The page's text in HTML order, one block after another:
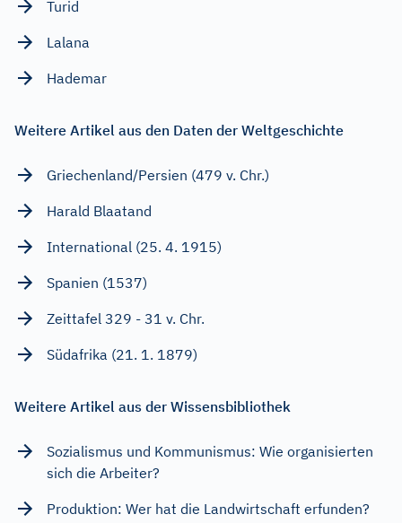
Turid
Lalana
Hademar
Weitere Artikel aus den Daten der Weltgeschichte
Griechenland/Persien (479 v. Chr.)
Harald Blaatand
International (25. 4. 1915)
Spanien (1537)
Zeittafel 329 - 31 v. Chr.
Südafrika (21. 1. 1879)
Weitere Artikel aus der Wissensbibliothek
Sozialismus und Kommunismus: Wie organisierten
sich die Arbeiter?
Produktion: Wer hat die Landwirtschaft erfunden?